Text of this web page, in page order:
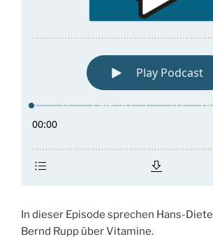
In dieser Episode sprechen Hans-
Bernd Rupp über Vitamine.